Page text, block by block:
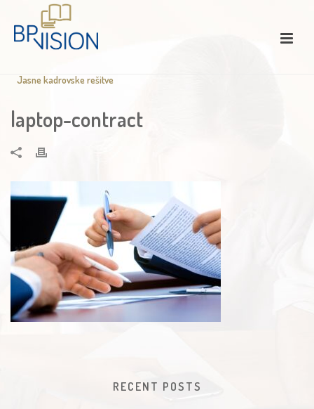
Jasne kadrovske rešitve
laptop-contract
RECENT POSTS